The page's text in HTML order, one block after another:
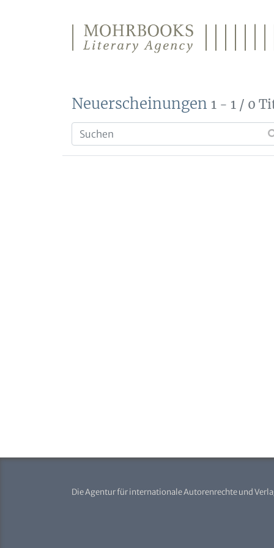
Neuerscheinungen 1 - 1 / 0
Die Agentur für internationale Autorenrechte und